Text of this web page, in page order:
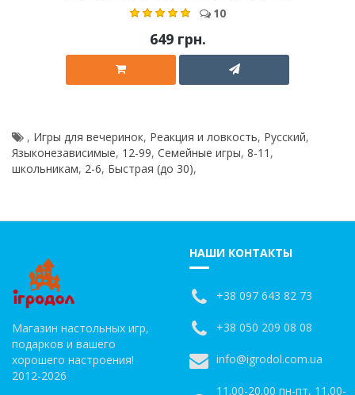
10
649 грн.
, Игры для вечеринок, Реакция и ловкость, Русский,
Языконезависимые, 12-99, Семейные игры, 8-11 ,
школьникам, 2-6, Быстрая (до 30),
Магазин настольных игр,
подарков и вашего
хорошего настроения!
2012-2026
НАШИ КОНТАКТЫ
+38 097 643 82 73
+38 050 209 08 08
info@igrodol.com.ua
11.00-20.00 пн-пт, 11.00-